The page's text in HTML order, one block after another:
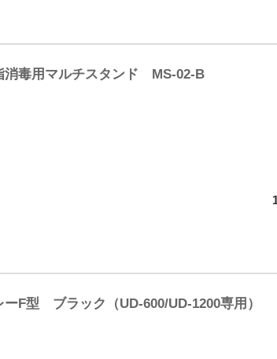
毒用マルチスタンド MS-02-B
F型 ブラック（UD-600/UD-1200専用）